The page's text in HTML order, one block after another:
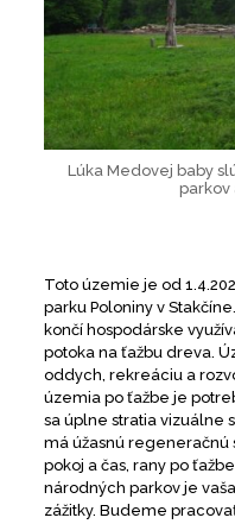
Lúka Medovej baby
parkov
Toto územie je od
parku Poloniny v
končí hospodárske
potoka na ťažbu dreva.
oddych, rekreáciu a
územia po ťažbe je
sa úplne stratia vizuálne
má úžasnú regeneračnú
pokoj a čas, rany po
národných parkov je
zážitky. Budeme